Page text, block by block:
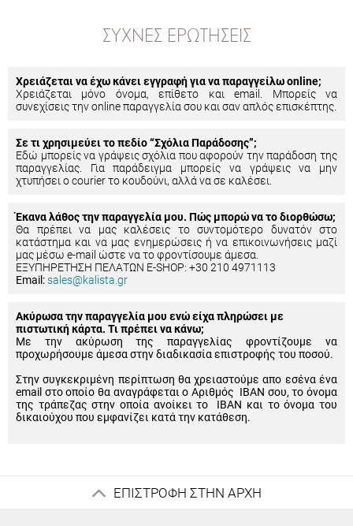
ΣΥΧΝΈΣ ΕΡΩΤΉΣΕΙΣ
Χρειάζεται να έχω κάνει εγγραφή για να παραγγείλω online;
Χρειάζεται μόνο όνομα, επίθετο και email. Μπορείς να
συνεχίσεις την online παραγγελία σου και σαν απλός επισκέπτης.
Σε τι χρησιμεύει το πεδίο “Σχόλια Παράδοσης”;
Εδώ μπορείς να γράψεις σχόλια που αφορούν την παράδοση της
παραγγελίας. Για παράδειγμα μπορείς να γράψεις να μην
χτυπήσει ο courier το κουδούνι, αλλά να σε καλέσει.
Έκανα λάθος την παραγγελία μου. Πώς μπορώ να το διορθώσω;
Θα πρέπει να μας καλέσεις το συντομότερο δυνατόν στο
κατάστημα και να μας ενημερώσεις ή να επικοινωνήσεις μαζί
μας μέσω e-mail ώστε να το φροντίσουμε άμεσα.
ΕΞΥΠΗΡΕΤΗΣΗ ΠΕΛΑΤΩΝ E-SHOP: +30 210 4971113
Email:sales@kalista.gr
Ακύρωσα την παραγγελία μου ενώ είχα πληρώσει με
πιστωτική κάρτα. Τι πρέπει να κάνω;
Με την ακύρωση της παραγγελίας φροντίζουμε να
προχωρήσουμε άμεσα στην διαδικασία επιστροφής του ποσού.
Στην συγκεκριμένη περίπτωση θα χρειαστούμε απο εσένα ένα
email στο οποίο θα αναγράφεται ο Αριθμός IBAN σου, το όνομα
της τράπεζας στην οποία ανοίκει το IBAN και το όνομα του
δικαιούχου που εμφανίζει κατά την κατάθεση.
ΕΠΙΣΤΡΟΦΗ ΣΤΗΝ ΑΡΧΗ